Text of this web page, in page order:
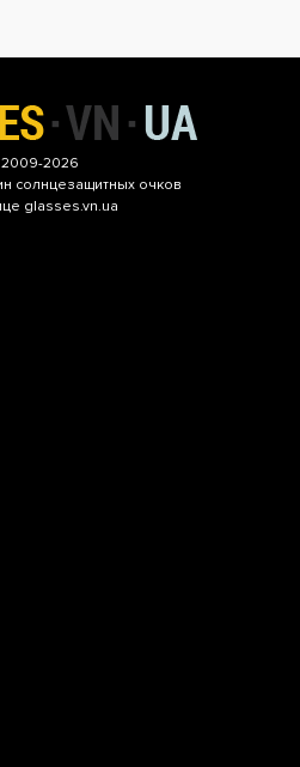
2026
солнцезащитных очков
glasses.vn.ua